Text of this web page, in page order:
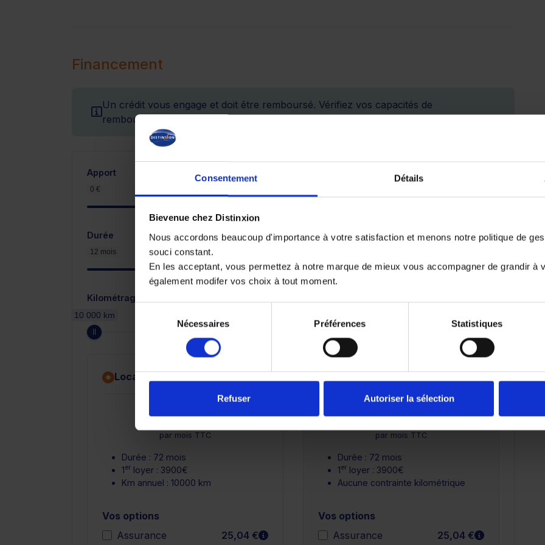
Consentement Détails
Bievenue chez Distinxion
Nous accordons beaucoup d'importance à votre satisfaction et menons notre politique de
souci constant.
En les acceptant, vous permettez à notre marque de mieux vous accompagner de grandir à
également modifer vos choix à tout moment.
consentement
Nécessaires Préférences Statistiques
Refuser Autoriser la sélection
Financement
Un crédit vous engage et doit être remboursé. Vérifiez vos capacités de
remboursement avant de vous engager.
Apport
0 €
Durée
12 mois
Kilométrage annuel
10 000 km
Location avec option d'achat
417,84 €
par mois TTC
Durée : 72 mois
1er loyer : 3900€
Km annuel : 10000 km
Vos options
Assurance
25,04 € En savoir plus
380,34 €
par mois TTC
Durée : 72 mois
1er loyer : 3900€
Aucune contrainte kilométrique
Vos options
Assurance
25,04 € En savoir